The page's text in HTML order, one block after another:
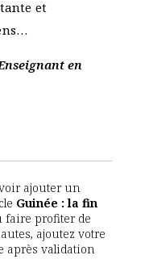
et
en
ajouter un
Guinée : la fin
faire profiter de
ajoutez votre
après validation